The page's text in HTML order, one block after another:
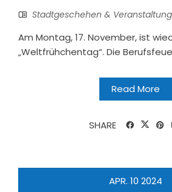
Stadtgeschehen &
Am Montag, 17. November, ist
„Weltfrühchentag“. Die
Read More
SHARE
APR. 10 2024